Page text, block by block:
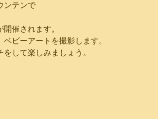
カフェ　エレファントマウンテンで